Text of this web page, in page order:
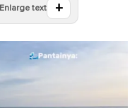
Enlarge text +